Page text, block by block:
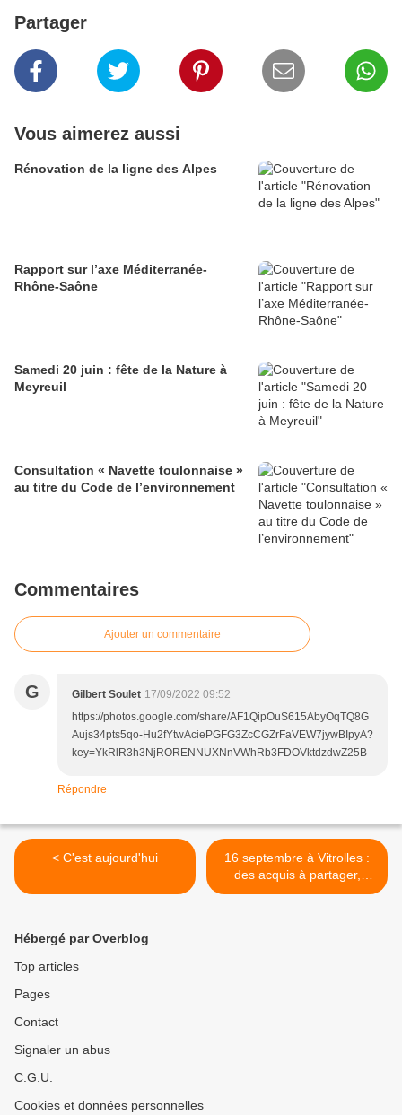
Partager
Vous aimerez aussi
Rénovation de la ligne des Alpes
Rapport sur l’axe Méditerranée-
Rhône-Saône
Samedi 20 juin : fête de la Nature à
Meyreuil
Consultation « Navette toulonnaise »
au titre du Code de l’environnement
Commentaires
Ajouter un commentaire
G Gilbert Soulet 17/09/2022 09:52
https://photos.google.com/share/AF1QipOuS615AbyOqTQ8G
Aujs34pts5qo-Hu2fYtwAciePGFG3ZcCGZrFaVEW7jywBIpyA?
key=YkRlR3h3NjRORENNUXNnVWhRb3FDOVktdzdwZ25B
Répondre
< C'est aujourd'hui
16 septembre à Vitrolles :
des acquis à partager,
premiers retours >
Hébergé par Overblog
Top articles
Pages
Contact
Signaler un abus
C.G.U.
Cookies et données personnelles